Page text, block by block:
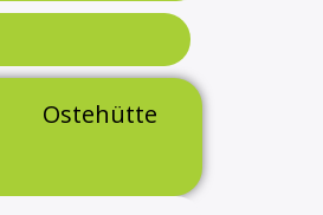
Ostehütte